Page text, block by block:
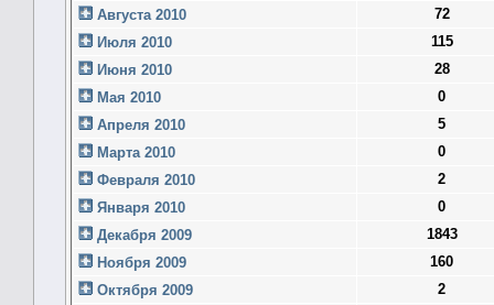
Августа 2010
72
Июля 2010
115
Июня 2010
28
Мая 2010
0
Апреля 2010
5
Марта 2010
0
Февраля 2010
2
Января 2010
0
Декабря 2009
1843
Ноября 2009
160
Октября 2009
2